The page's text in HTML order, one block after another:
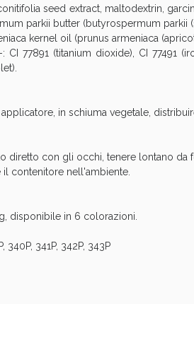
seed extract, maltodextrin,
parkii butter (butyrospermum parkii
kernel oil (prunus armeniaca
CI 77891 (titanium dioxide), CI 77491
in schiuma vegetale,
diretto con gli occhi, tenere lontano da
contenitore nell'ambiente.
disponibile in 6 colorazioni.
340P, 341P, 342P, 343P
Anticellulite e